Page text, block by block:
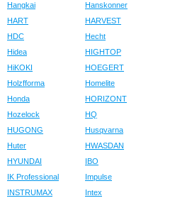
Hangkai
Hanskonner
HART
HARVEST
HDC
Hecht
Hidea
HIGHTOP
HiKOKI
HOEGERT
Holzfforma
Homelite
Honda
HORIZONT
Hozelock
HQ
HUGONG
Husqvarna
Huter
HWASDAN
HYUNDAI
IBO
IK Professional
Impulse
INSTRUMAX
Intex